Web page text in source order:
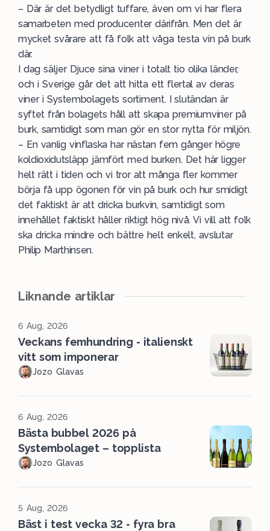
– Där är det betydligt tuffare, även om vi har flera
samarbeten med producenter därifrån. Men det är
mycket svårare att få folk att våga testa vin på burk
där.
I dag säljer Djuce sina viner i totalt tio olika länder,
och i Sverige går det att hitta ett flertal av deras
viner i Systembolagets sortiment. I slutändan är
syftet från bolagets håll att skapa premiumviner på
burk, samtidigt som man gör en stor nytta för miljön.
– En vanlig vinflaska har nästan fem gånger högre
koldioxidutsläpp jämfört med burken. Det här ligger
helt rätt i tiden och vi tror att många fler kommer
börja få upp ögonen för vin på burk och hur smidigt
det faktiskt är att dricka burkvin, samtidigt som
innehållet faktiskt håller riktigt hög nivå. Vi vill att folk
ska dricka mindre och bättre helt enkelt, avslutar
Philip Marthinsen.
Liknande artiklar
6 Aug, 2026
Veckans femhundring - italienskt
vitt som imponerar
Jozo Glavas
6 Aug, 2026
Bästa bubbel 2026 på
Systembolaget – topplista
Jozo Glavas
5 Aug, 2026
Bäst i test vecka 32 - fyra bra